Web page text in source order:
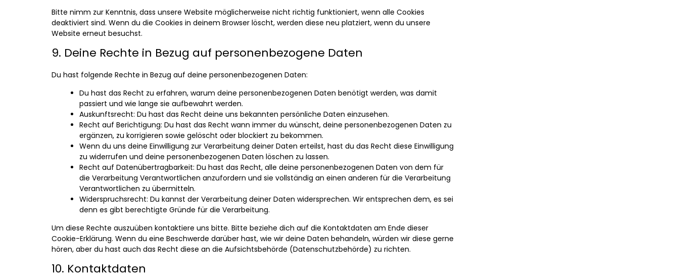
Bitte nimm zur Kenntnis, dass unsere Website möglicherweise nicht richtig funktioniert, wenn alle Cookies
deaktiviert sind. Wenn du die Cookies in deinem Browser löscht, werden diese neu platziert, wenn du unsere
Website erneut besuchst.
9. Deine Rechte in Bezug auf personenbezogene Daten
Du hast folgende Rechte in Bezug auf deine personenbezogenen Daten:
Du hast das Recht zu erfahren, warum deine personenbezogenen Daten benötigt werden, was damit
passiert und wie lange sie aufbewahrt werden.
Auskunftsrecht: Du hast das Recht deine uns bekannten persönliche Daten einzusehen.
Recht auf Berichtigung: Du hast das Recht wann immer du wünscht, deine personenbezogenen Daten zu
ergänzen, zu korrigieren sowie gelöscht oder blockiert zu bekommen.
Wenn du uns deine Einwilligung zur Verarbeitung deiner Daten erteilst, hast du das Recht diese Einwilligung
zu widerrufen und deine personenbezogenen Daten löschen zu lassen.
Recht auf Datenübertragbarkeit: Du hast das Recht, alle deine personenbezogenen Daten von dem für
die Verarbeitung Verantwortlichen anzufordern und sie vollständig an einen anderen für die Verarbeitung
Verantwortlichen zu übermitteln.
Widerspruchsrecht: Du kannst der Verarbeitung deiner Daten widersprechen. Wir entsprechen dem, es sei
denn es gibt berechtigte Gründe für die Verarbeitung.
Um diese Rechte auszuüben kontaktiere uns bitte. Bitte beziehe dich auf die Kontaktdaten am Ende dieser
Cookie-Erklärung. Wenn du eine Beschwerde darüber hast, wie wir deine Daten behandeln, würden wir diese gerne
hören, aber du hast auch das Recht diese an die Aufsichtsbehörde (Datenschutzbehörde) zu richten.
10. Kontaktdaten